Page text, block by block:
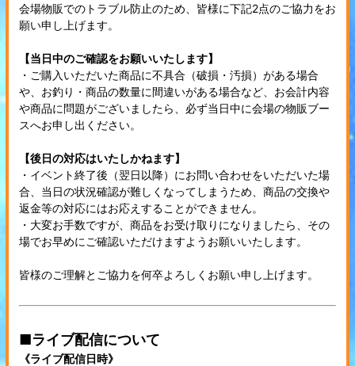
会場物販でのトラブル防止のため、皆様に下記2点のご協力をお
願い申し上げます。
【当日中のご確認をお願いいたします】
・ご購入いただいた商品に不具合（破損・汚損）がある場合
や、お釣り・商品の数量に間違いがある場合など、お会計内容
や商品に問題がございましたら、必ず当日中に会場の物販ブー
スへお申し出ください。
【後日の対応はいたしかねます】
・イベント終了後（翌日以降）にお問い合わせをいただいた場
合、当日の状況確認が難しくなってしまうため、商品の交換や
返金等の対応にはお応えすることができません。
・大変お手数ですが、商品をお受け取りになりましたら、その
場でお早めにご確認いただけますようお願いいたします。
皆様のご理解とご協力を何卒よろしくお願い申し上げます。
■ライブ配信について
《ライブ配信日時》